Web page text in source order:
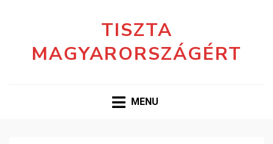
TISZTA
MAGYARORSZÁGÉRT
MENU